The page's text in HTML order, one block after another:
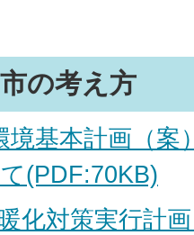
の考え方
境基本計画（
(PDF:70KB)
化対策実行計